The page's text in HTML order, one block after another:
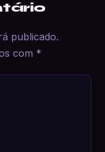
publicado.
com *